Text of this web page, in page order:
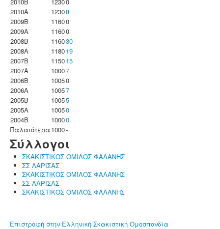
2010A
12308
2009B
11600
2009A
11600
2008B
116030
2008A
118019
2007B
115015
2007A
10007
2006B
10050
2006A
10057
2005B
10055
2005A
10050
2004B
10000
Παλαιότερα 1000-
Σύλλογοι
ΣΚΑΚΙΣΤΙΚΟΣ ΟΜΙΛΟΣ ΦΑΛΑΝΗΣ
ΣΣ ΛΑΡΙΣΑΣ
ΣΚΑΚΙΣΤΙΚΟΣ ΟΜΙΛΟΣ ΦΑΛΑΝΗΣ
ΣΣ ΛΑΡΙΣΑΣ
ΣΚΑΚΙΣΤΙΚΟΣ ΟΜΙΛΟΣ ΦΑΛΑΝΗΣ
Επιστροφή στην Ελληνική Σκακιστική Ομοσπονδία